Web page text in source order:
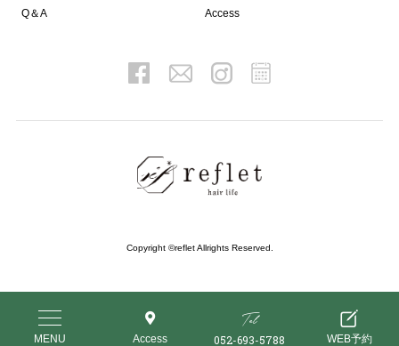
Q＆A Access
Copyright ©reflet Allrights Reserved.
MENU Access
Tel
052-693-5788
WEB予約